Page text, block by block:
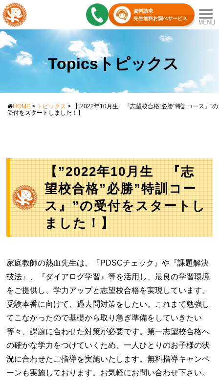
資料請求
先生無料お調べサービス
Topicsトピックス
HOME > トピックス >
【”2022年10月生 『志望校合格”必勝”特訓コース』”の
受付をスタートしました！】
【”2022年10月生 『志
望校合格”必勝”特訓コー
ス』”の受付をスタートし
ました！】
家庭教師の熱血先生は、『PDSCチェック』や『課題解決
技法』、『ダイアログ学習』等を活用し、最良の学習環境
をご提供し、学力アップと志望校合格を実現しています。
受験本番に向けて、過去問対策をしたい。これまで勉強し
てこなかったので基礎から取り急ぎ準備をしていきたい
等々、課題に合わせた対策が必要です。第一志望校合格へ
の確かな学力をつけていくため、一人ひとりのお子様の状
況に合わせたご指導を実施いたします。無料指導キャンペ
ーンも実施しております。お気軽にお問い合わせ下さい。